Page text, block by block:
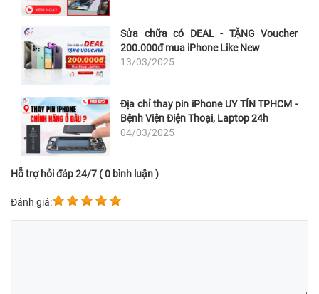
Sửa chữa có DEAL - TẶNG Voucher
200.000đ mua iPhone Like New
13/03/2025
Địa chỉ thay pin iPhone UY TÍN TPHCM -
Bệnh Viện Điện Thoại, Laptop 24h
04/03/2025
Hỗ trợ hỏi đáp 24/7 ( 0 bình luận )
Đánh giá: